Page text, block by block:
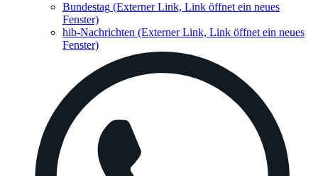
Bundestag (Externer Link, Link öffnet ein neues
Fenster)
hib-Nachrichten (Externer Link, Link öffnet ein neues
Fenster)